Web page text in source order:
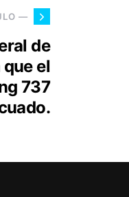
—
de
el
737